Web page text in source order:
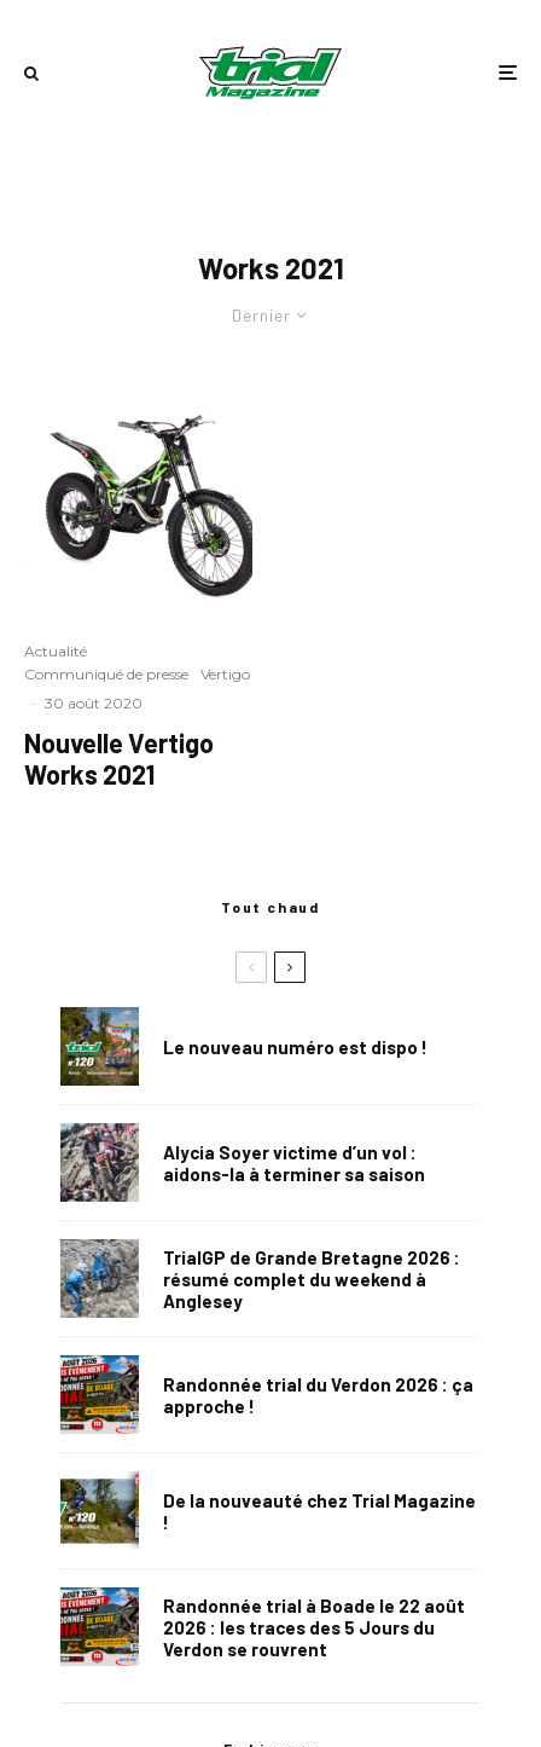
Works 2021
Dernier
Actualité
Communiqué de presse
Vertigo
· 30 août 2020
Nouvelle Vertigo
Works 2021
Tout chaud
Le nouveau numéro est dispo !
Alycia Soyer victime d’un vol :
aidons-la à terminer sa saison
TrialGP de Grande Bretagne 2026 :
résumé complet du weekend à
Anglesey
Randonnée trial du Verdon 2026 : ça
approche !
De la nouveauté chez Trial Magazine
!
Randonnée trial à Boade le 22 août
2026 : les traces des 5 Jours du
Verdon se rouvrent